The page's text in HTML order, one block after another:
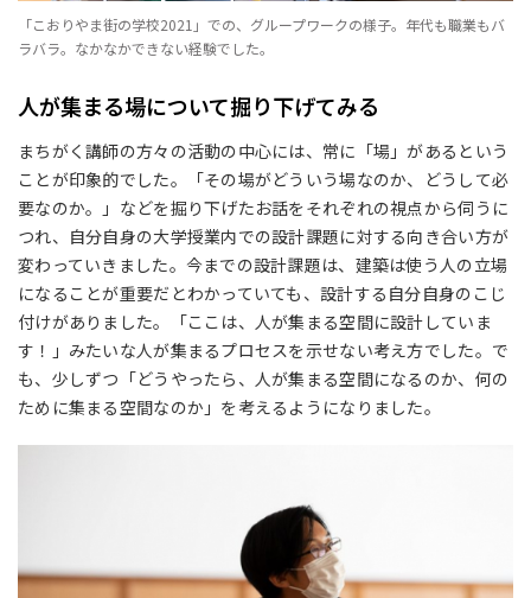
「こおりやま街の学校2021」での、グループワークの様子。年代も職業もバ
ラバラ。なかなかできない経験でした。
人が集まる場について掘り下げてみる
まちがく講師の方々の活動の中心には、常に「場」があるという
ことが印象的でした。「その場がどういう場なのか、どうして必
要なのか。」などを掘り下げたお話をそれぞれの視点から伺うに
つれ、自分自身の大学授業内での設計課題に対する向き合い方が
変わっていきました。今までの設計課題は、建築は使う人の立場
になることが重要だとわかっていても、設計する自分自身のこじ
付けがありました。「ここは、人が集まる空間に設計していま
す！」みたいな人が集まるプロセスを示せない考え方でした。で
も、少しずつ「どうやったら、人が集まる空間になるのか、何の
ために集まる空間なのか」を考えるようになりました。